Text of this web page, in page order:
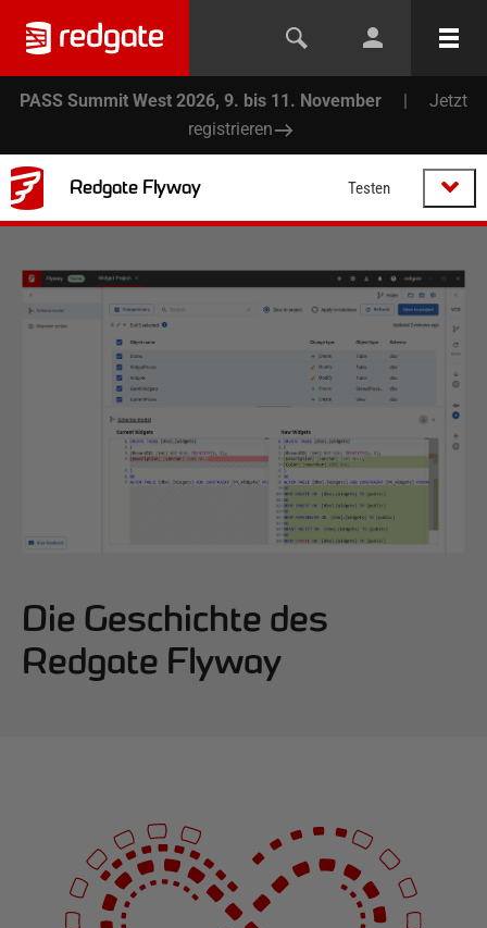
PASS Summit West 2026, 9. bis 11. November |
Jetzt
registrieren
Redgate Flyway Testen
Die Geschichte des
Redgate Flyway